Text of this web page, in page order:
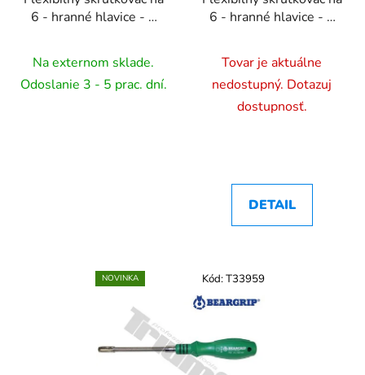
6 - hranné hlavice - 6
Na externom sklade.
Odoslanie 3 - 5 prac. dní.
6 - hranné hlavice - 7
Tovar je aktuálne
nedostupný. Dotazuj
dostupnosť.
DETAIL
NOVINKA Kód:T33959